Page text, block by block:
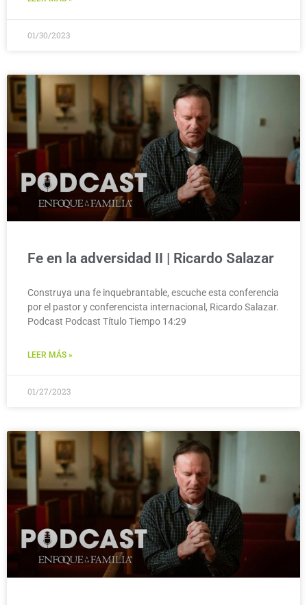
01/30/2023
Fe en la adversidad II | Ricardo Salazar
Construya una fe inquebrantable, escuche esta conferencia
por el pastor y conferencista internacional, Ricardo Salazar.
Podcast Podcast Título Tiempo 14:29
LEER MÁS »
01/27/2023